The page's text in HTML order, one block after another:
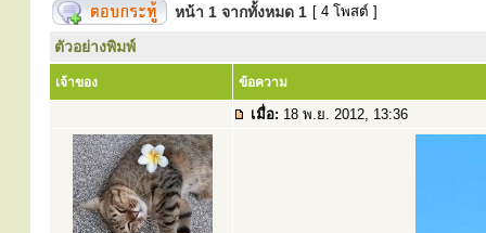
หน้า 1 จากทั้งหมด 1 [ 4 โพสต์ ]
ตัวอย่างพิมพ์
เจ้าของ ข้อความ
เมื่อ: 18 พ.ย. 2012, 13:36